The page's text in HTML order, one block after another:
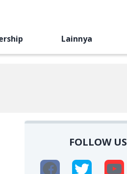
Lainnya
FOLLOW US